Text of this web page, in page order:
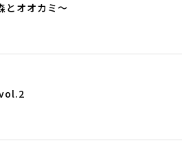
とオオカミ～